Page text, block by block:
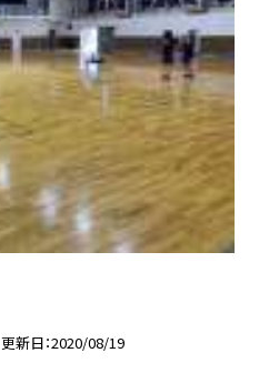
更新日 2020/08/19